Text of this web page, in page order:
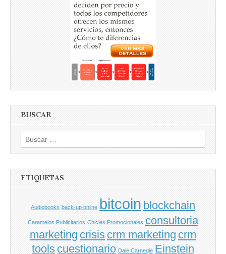
BUSCAR
Buscar
por:
ETIQUETAS
Audiobooks back-up online bitcoin blockchain
Caramelos Publicitarios Chicles Promocionales consultoria
marketing crisis crm marketing crm
tools cuestionario Dale Carnegie Einstein